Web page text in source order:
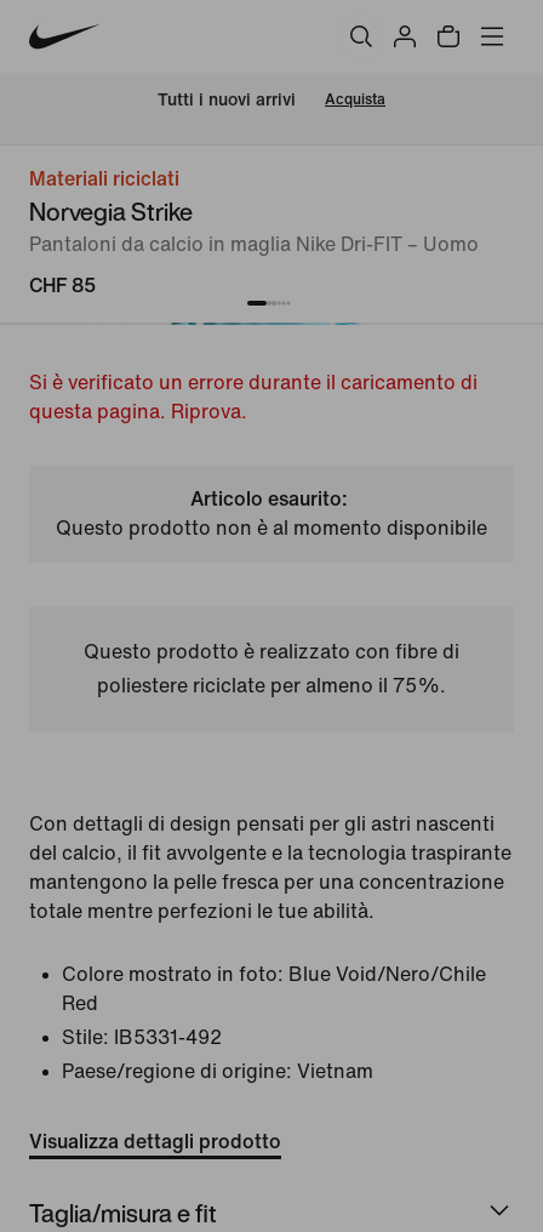
Tutti i nuovi arrivi Acquista
Materiali riciclati
Norvegia Strike
Pantaloni da calcio in maglia Nike Dri-FIT – Uomo
CHF 85
Si è verificato un errore durante il caricamento di
questa pagina. Riprova.
Articolo esaurito:
Questo prodotto non è al momento disponibile
Questo prodotto è realizzato con fibre di
poliestere riciclate per almeno il 75%.
Con dettagli di design pensati per gli astri nascenti
del calcio, il fit avvolgente e la tecnologia traspirante
mantengono la pelle fresca per una concentrazione
totale mentre perfezioni le tue abilità.
Colore mostrato in foto: Blue Void/Nero/Chile
Red
Stile:
IB5331-492
Paese/regione di origine: Vietnam
Visualizza dettagli prodotto
Taglia/misura e fit